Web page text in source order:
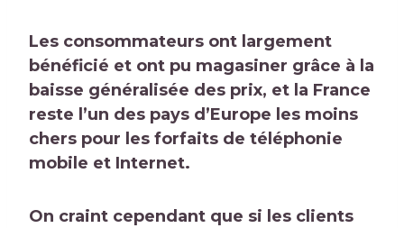
Les consommateurs ont largement
bénéficié et ont pu magasiner grâce à la
baisse généralisée des prix, et la France
reste l’un des pays d’Europe les moins
chers pour les forfaits de téléphonie
mobile et Internet.
On craint cependant que si les clients